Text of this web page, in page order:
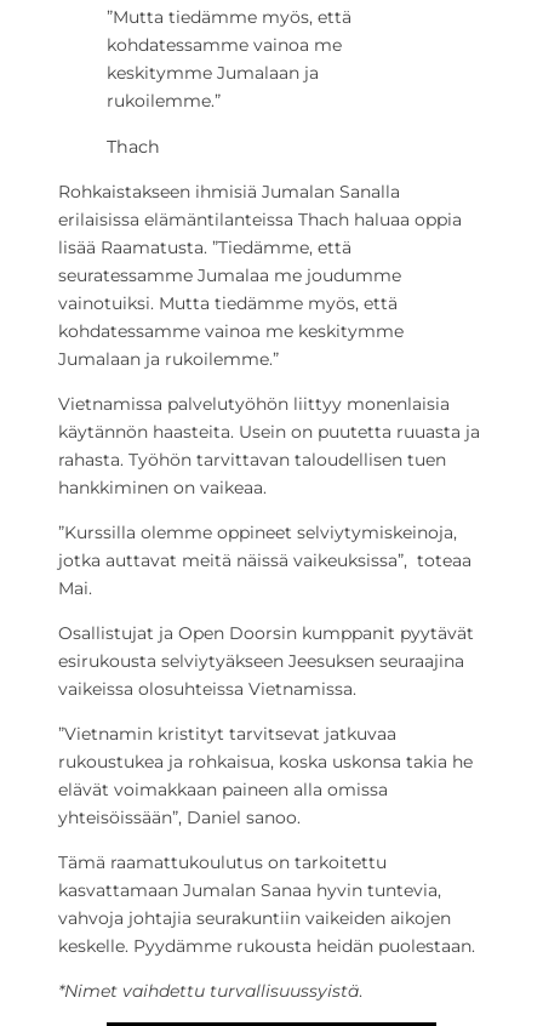
”Mutta tiedämme myös, että
kohdatessamme vainoa me
keskitymme Jumalaan ja
rukoilemme.”
Thach
Rohkaistakseen ihmisiä Jumalan Sanalla
erilaisissa elämäntilanteissa Thach haluaa oppia
lisää Raamatusta. ”Tiedämme, että
seuratessamme Jumalaa me joudumme
vainotuiksi. Mutta tiedämme myös, että
kohdatessamme vainoa me keskitymme
Jumalaan ja rukoilemme.”
Vietnamissa palvelutyöhön liittyy monenlaisia
käytännön haasteita. Usein on puutetta ruuasta ja
rahasta. Työhön tarvittavan taloudellisen tuen
hankkiminen on vaikeaa.
”Kurssilla olemme oppineet selviytymiskeinoja,
jotka auttavat meitä näissä vaikeuksissa”, toteaa
Mai.
Osallistujat ja Open Doorsin kumppanit pyytävät
esirukousta selviytyäkseen Jeesuksen seuraajina
vaikeissa olosuhteissa Vietnamissa.
”Vietnamin kristityt tarvitsevat jatkuvaa
rukoustukea ja rohkaisua, koska uskonsa takia he
elävät voimakkaan paineen alla omissa
yhteisöissään”, Daniel sanoo.
Tämä raamattukoulutus on tarkoitettu
kasvattamaan Jumalan Sanaa hyvin tuntevia,
vahvoja johtajia seurakuntiin vaikeiden aikojen
keskelle. Pyydämme rukousta heidän puolestaan.
*Nimet vaihdettu turvallisuussyistä.